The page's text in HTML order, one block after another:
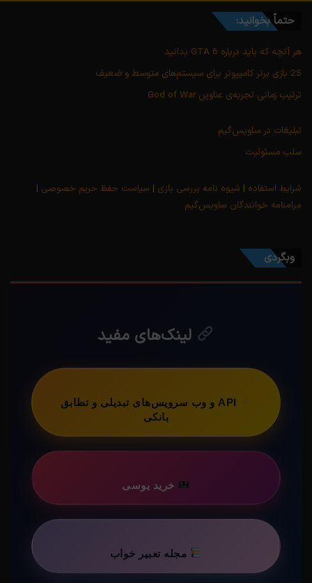
حتماً بخوانید:
هر آنچه که باید درباره GTA 6 بدانید
25 بازی برتر کامپیوتر برای سیستم‌های متوسط و ضعیف
ترتیب زمانی تجربه‌ی عناوین God of War
تبلیغات در ساویس‌گیم
سلب مسئولیت
شرایط استفاده | شیوه نامه بررسی بازی | سیاست حفظ حریم خصوصی |
مرامنامه خوانندگان ساویس‌گیم
وبگردی
لینک‌های مفید
API و وب سرویس‌های تبدیلی و تطابق
بانکی
خرید یوسی
مجله تعبیر خواب